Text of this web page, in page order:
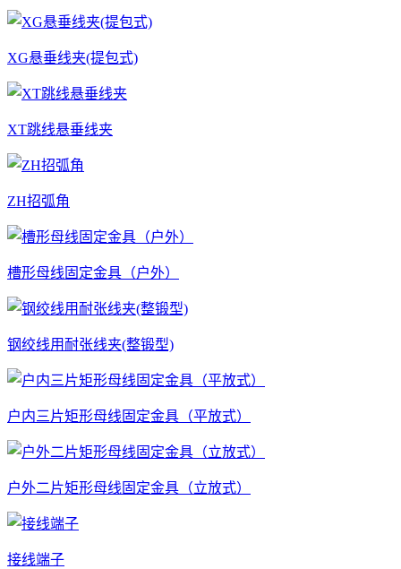
XG悬垂线夹(提包式)
XT跳线悬垂线夹
ZH招弧角
槽形母线固定金具（户外）
钢绞线用耐张线夹(整锻型)
户内三片矩形母线固定金具（平放式）
户外二片矩形母线固定金具（立放式）
接线端子